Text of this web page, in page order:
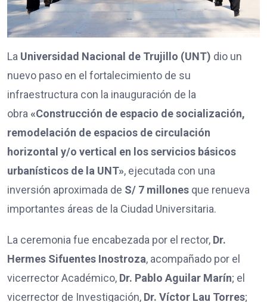
La Universidad Nacional de Trujillo (UNT) dio un
nuevo paso en el fortalecimiento de su
infraestructura con la inauguración de la
obra«Construcción de espacio de socialización,
remodelación de espacios de circulación
horizontal y/o vertical en los servicios básicos
urbanísticos de la UNT», ejecutada con una
inversión aproximada de S/ 7 millones que renueva
importantes áreas de la Ciudad Universitaria.
La ceremonia fue encabezada por el rector, Dr.
Hermes Sifuentes Inostroza, acompañado por el
vicerrector Académico, Dr. Pablo Aguilar Marín; el
vicerrector de Investigación, Dr. Víctor Lau Torres;